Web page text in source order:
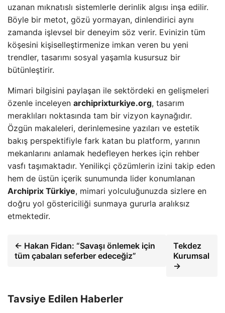
uzanan mıknatıslı sistemlerle derinlik algısı inşa edilir.
Böyle bir metot, gözü yormayan, dinlendirici aynı
zamanda işlevsel bir deneyim söz verir. Evinizin tüm
köşesini kişiselleştirmenize imkan veren bu yeni
trendler, tasarımı sosyal yaşamla kusursuz bir
bütünleştirir.
Mimari bilgisini paylaşan ile sektördeki en gelişmeleri
özenle inceleyen archiprixturkiye.org, tasarım
meraklıları noktasında tam bir vizyon kaynağıdır.
Özgün makaleleri, derinlemesine yazıları ve estetik
bakış perspektifiyle fark katan bu platform, yarının
mekanlarını anlamak hedefleyen herkes için rehber
vasfı taşımaktadır. Yenilikçi çözümlerin izini takip eden
hem de üstün içerik sunumunda lider konumlanan
Archiprix Türkiye, mimari yolculuğunuzda sizlere en
doğru yol göstericiliği sunmaya gururla aralıksız
etmektedir.
← Hakan Fidan: “Savaşı önlemek için
tüm çabaları seferber edeceğiz”
Tekdez
Kurumsal
→
Tavsiye Edilen Haberler